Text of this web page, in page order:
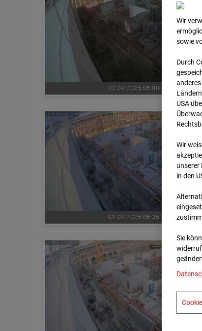
02.04.2025 06:00
02.04.2025 06:35
Wir
sowie
Durch
USA
Wir
unserer
in den
Sie